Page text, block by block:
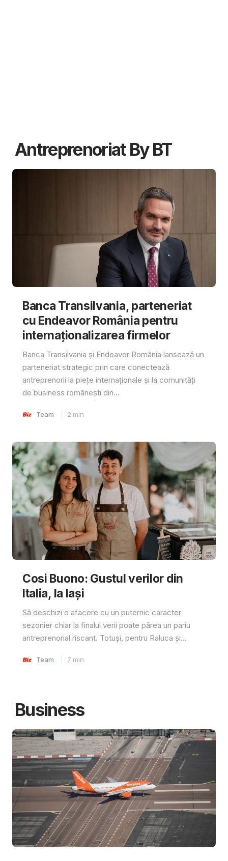
Antreprenoriat By BT
Banca Transilvania, parteneriat
cu Endeavor România pentru
internaționalizarea firmelor
Banca Transilvania și Endeavor România lansează un
parteneriat strategic prin care conectează
antreprenorii la piețe internaționale și la comunități
de business românești din...
Team 2 min
Cosi Buono: Gustul verilor din
Italia, la Iași
Să deschizi o afacere cu un puternic caracter
sezonier chiar la finalul verii poate părea un pariu
antreprenorial riscant. Totuși, pentru Raluca și...
Team 7 min
Business